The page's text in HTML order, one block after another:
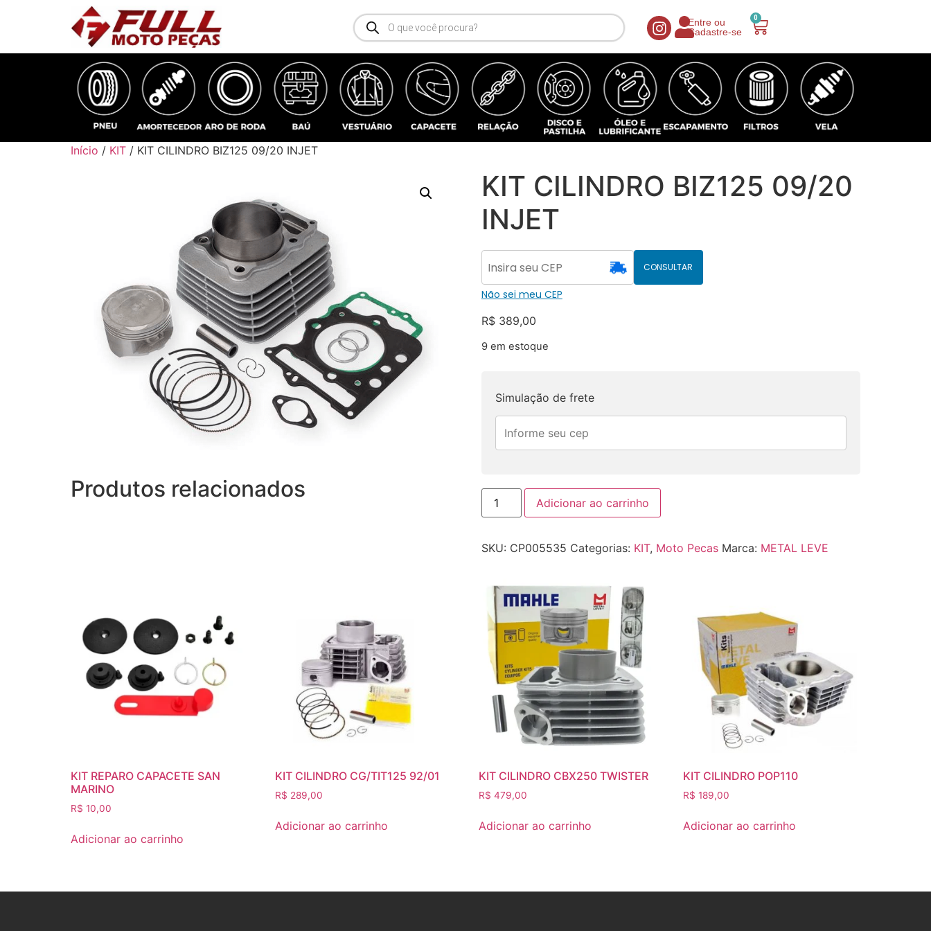
Entre ou
Cadastre-se
0
Início / KIT / KIT CILINDRO BIZ125 09/20 INJET
KIT CILINDRO BIZ125 09/20
INJET
CONSULTAR
Não sei meu CEP
R$389,00
9 em estoque
Simulação de frete
Adicionar ao carrinho
SKU: CP005535 Categorias: KIT, Moto Pecas Marca: METAL LEVE
Produtos relacionados
KIT REPARO CAPACETE SAN
MARINO
R$ 10,00
Adicionar ao carrinho
KIT CILINDRO CG/TIT125 92/01
R$ 289,00
Adicionar ao carrinho
KIT CILINDRO CBX250 TWISTER
R$ 479,00
Adicionar ao carrinho
KIT CILINDRO POP110
R$ 189,00
Adicionar ao carrinho